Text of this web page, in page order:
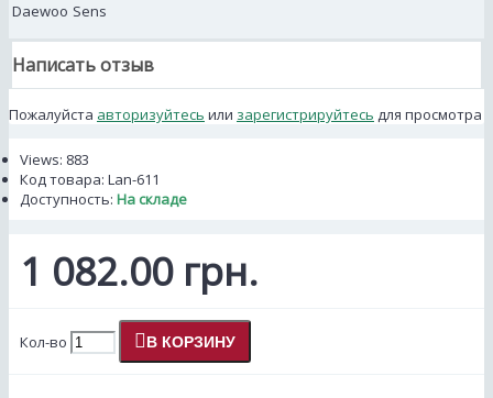
Daewoo Sens
Написать отзыв
Пожалуйста авторизуйтесь или зарегистрируйтесь для просмотра
Views: 883
Код товара: Lan-611
Доступность: На складе
1 082.00 грн.
Кол-во В КОРЗИНУ